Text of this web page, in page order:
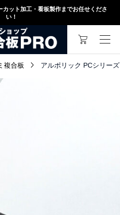
ット加工・看板製作までお任せくださ
い！
複合板  アルポリック PCシリー